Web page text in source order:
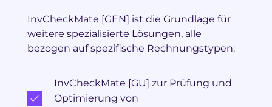
InvCheckMate [GEN] ist die Grundlage für
weitere spezialisierte Lösungen, alle
bezogen auf spezifische Rechnungstypen:
InvCheckMate [GU] zur Prüfung und
Optimierung von